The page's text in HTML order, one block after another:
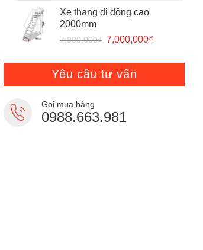
13,080,000₫.
Xe thang di động cao
2000mm
7,900,000₫ Giá
là:
7,900,000₫.
7,000,000₫
tại
7,000,000₫.
Yêu cầu tư vấn
Gọi mua hàng
0988.663.981